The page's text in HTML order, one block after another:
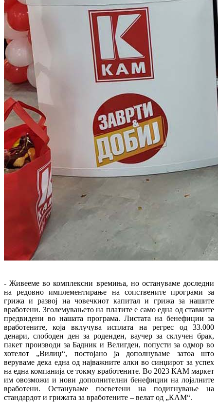
- Живееме во комплексни времиња, но остануваме доследни
на редовно имплементирање на сопствените програми за
грижа и развој на човечкиот капитал и грижа за нашите
вработени. Зголемувањето на платите е само една од ставките
предвидени во нашата програма. Листата на бенефиции за
вработените, која вклучува исплата на регрес од 33.000
денари, слободен ден за роденден, ваучер за склучен брак,
пакет производи за Бадник и Велигден, попусти за одмор во
хотелот „Вилиџ“, постојано ја дополнуваме затоа што
веруваме дека една од најважните алки во синџирот за успех
на една компанија се токму вработените. Во 2023 КАМ маркет
им овозможи и нови дополнителни бенефиции на лојалните
вработени. Остануваме посветени на подигнување на
стандардот и грижата за вработените – велат од „КАМ“.